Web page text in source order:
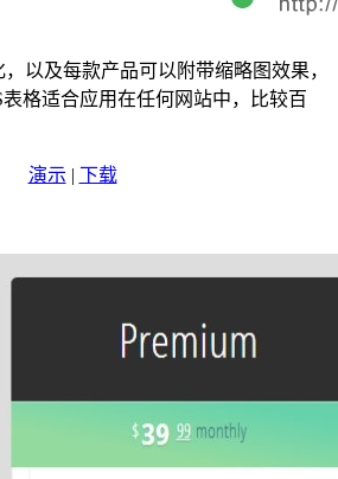
以及每款产品可以附带缩略图效果，
格适合应用在任何网站中，比较百
演示 | 下载